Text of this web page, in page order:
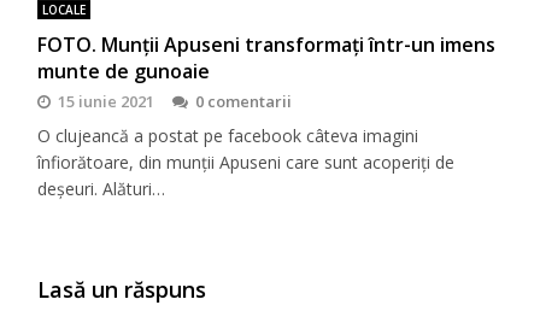
LOCALE
FOTO. Munții Apuseni transformați într-un imens
munte de gunoaie
15 iunie 2021 0 comentarii
O clujeancă a postat pe facebook câteva imagini
înfiorătoare, din munții Apuseni care sunt acoperiți de
deșeuri. Alături…
Lasă un răspuns